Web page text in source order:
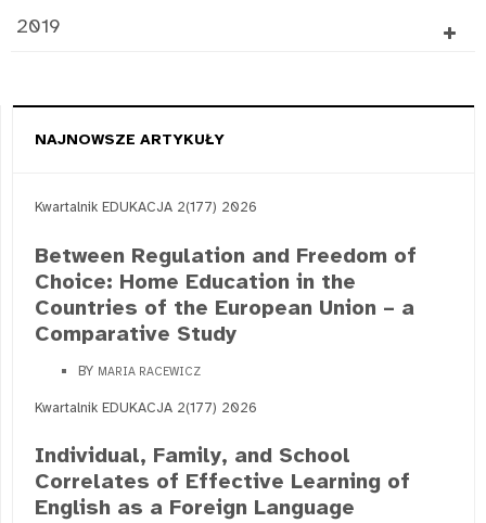
2019
NAJNOWSZE ARTYKUŁY
Kwartalnik EDUKACJA 2(177) 2026
Between Regulation and Freedom of
Choice: Home Education in the
Countries of the European Union – a
Comparative Study
BY MARIA RACEWICZ
Kwartalnik EDUKACJA 2(177) 2026
Individual, Family, and School
Correlates of Effective Learning of
English as a Foreign Language